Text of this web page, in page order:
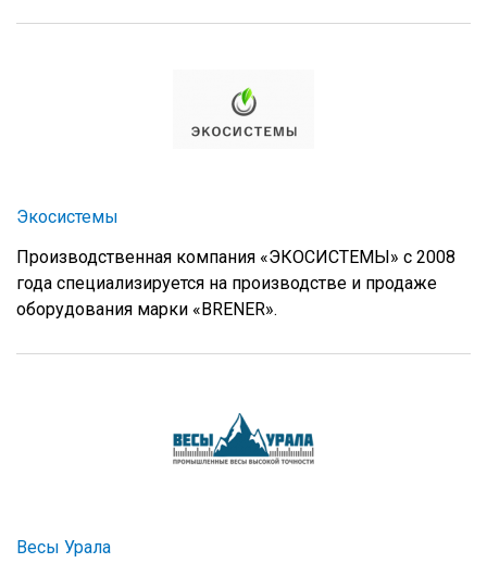
Экосистемы
Производственная компания «ЭКОСИСТЕМЫ» с 2008
года специализируется на производстве и продаже
оборудования марки «BRENER».
Весы Урала